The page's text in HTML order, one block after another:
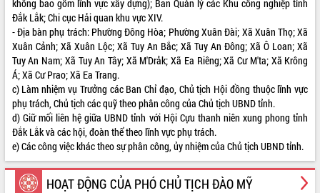
tháng 7/2026
Lễ truy tặng danh hiệu “Bà Mẹ Việt
Nam Anh hùng” và trao Huân chương
Lao động
UBND tỉnh Đắk Lắk triển khai nhiệm
vụ 6 tháng cuối năm 2026
Kỳ họp thứ Hai, Hội đồng nhân dân
tỉnh khóa XI quyết nghị nhiều nội dung
quan trọng
Bí thư Tỉnh ủy Lương Nguyễn Minh
Triết thăm, tặng quà người có công với
cách mạng
ALBUM ẢNH
LIÊN KẾT WEB
không bao gồm lĩnh vực xây dựng); Ban Quản lý các Khu công nghiệp tỉnh
Đắk Lắk; Chi cục Hải quan khu vực XIV.
- Địa bàn phụ trách: Phường Đông Hòa; Phường Xuân Đài; Xã Xuân Thọ; Xã
Xuân Cảnh; Xã Xuân Lộc; Xã Tuy An Bắc; Xã Tuy An Đông; Xã Ô Loan; Xã
Tuy An Nam; Xã Tuy An Tây; Xã M'Dråk; Xã Ea Riêng; Xã Cư M'ta; Xã Krông
Á; Xã Cư Prao; Xã Ea Trang.
c) Làm nhiệm vụ Trưởng các Ban Chỉ đạo, Chủ tịch Hội đồng thuộc lĩnh vực
phụ trách, Chủ tịch các quỹ theo phân công của Chủ tịch UBND tỉnh.
d) Giữ mối liên hệ giữa UBND tỉnh với Hội Cựu thanh niên xung phong tỉnh
Đắk Lắk và các hội, đoàn thể theo lĩnh vực phụ trách.
e) Các công việc khác theo sự phân công, ủy nhiệm của Chủ tịch UBND tỉnh.
HOẠT ĐỘNG CỦA PHÓ CHỦ TỊCH ĐÀO MỸ